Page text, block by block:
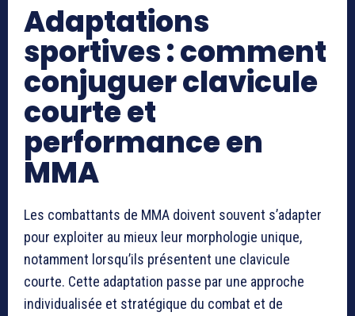
Adaptations
sportives : comment
conjuguer clavicule
courte et
performance en
MMA
Les combattants de MMA doivent souvent s’adapter
pour exploiter au mieux leur morphologie unique,
notamment lorsqu’ils présentent une clavicule
courte. Cette adaptation passe par une approche
individualisée et stratégique du combat et de